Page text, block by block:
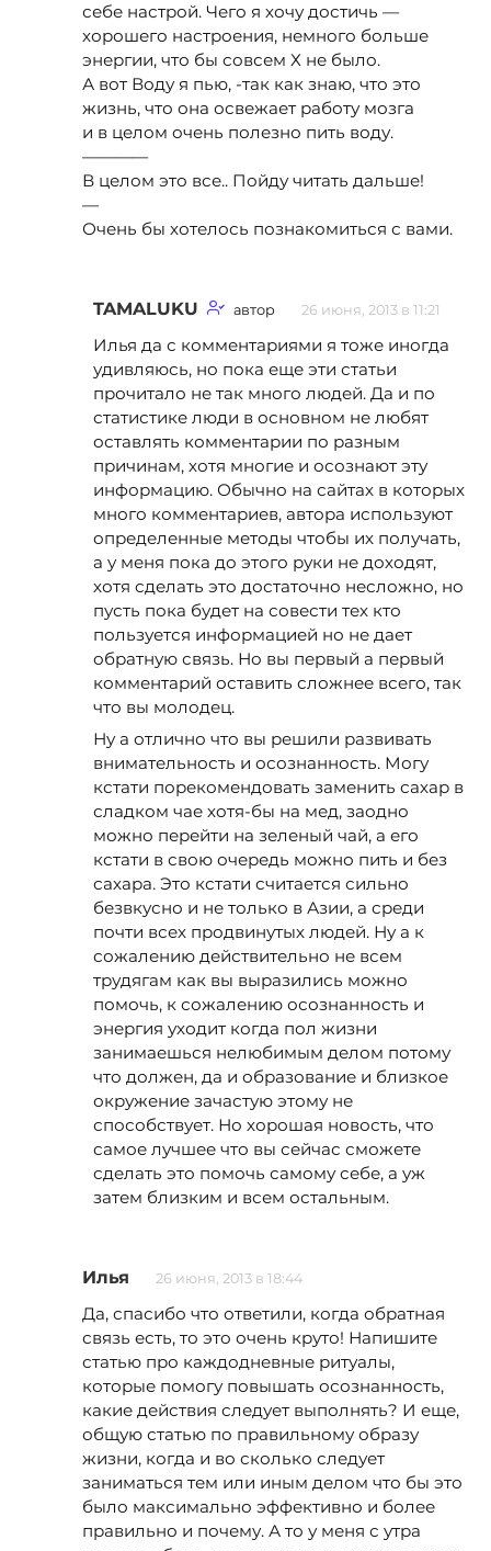
себе настрой. Чего я хочу достичь —
хорошего настроения, немного больше
энергии, что бы совсем Х не было.
А вот Воду я пью, -так как знаю, что это
жизнь, что она освежает работу мозга
и в целом очень полезно пить воду.
————
В целом это все.. Пойду читать дальше!
—
Очень бы хотелось познакомиться с вами.
TAMALUKU автор 26 июня, 2013 в 11:21
Илья да с комментариями я тоже иногда
удивляюсь, но пока еще эти статьи
прочитало не так много людей. Да и по
статистике люди в основном не любят
оставлять комментарии по разным
причинам, хотя многие и осознают эту
информацию. Обычно на сайтах в которых
много комментариев, автора используют
определенные методы чтобы их получать,
а у меня пока до этого руки не доходят,
хотя сделать это достаточно несложно, но
пусть пока будет на совести тех кто
пользуется информацией но не дает
обратную связь. Но вы первый а первый
комментарий оставить сложнее всего, так
что вы молодец.
Ну а отлично что вы решили развивать
внимательность и осознанность. Могу
кстати порекомендовать заменить сахар в
сладком чае хотя-бы на мед, заодно
можно перейти на зеленый чай, а его
кстати в свою очередь можно пить и без
сахара. Это кстати считается сильно
безвкусно и не только в Азии, а среди
почти всех продвинутых людей. Ну а к
сожалению действительно не всем
трудягам как вы выразились можно
помочь, к сожалению осознанность и
энергия уходит когда пол жизни
занимаешься нелюбимым делом потому
что должен, да и образование и близкое
окружение зачастую этому не
способствует. Но хорошая новость, что
самое лучшее что вы сейчас сможете
сделать это помочь самому себе, а уж
затем близким и всем остальным.
Илья 26 июня, 2013 в 18:44
Да, спасибо что ответили, когда обратная
связь есть, то это очень круто! Напишите
статью про каждодневные ритуалы,
которые помогу повышать осознанность,
какие действия следует выполнять? И еще,
общую статью по правильному образу
жизни, когда и во сколько следует
заниматься тем или иным делом что бы это
было максимально эффективно и более
правильно и почему. А то у меня с утра